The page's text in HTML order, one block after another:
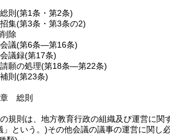
総則 (第1条・第2条)
招集(第3条・第3条の2)
削除
会議(第6条―第16条)
会議録(第17条)
請願の処理(第18条―第22条)
補則 (第23条)
総則
規則は、地方教育行政の組織及び運営に関
」という。)その他会議の議事の運営に関し